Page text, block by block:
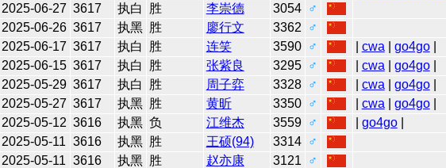
2025-06-27 3617 执白 胜 李崇德 3054
♂
2025-06-26 3617 执黑 胜 廖行文 3362
♂
2025-06-17 3617 执白 胜 连笑 3590 ♂ cwa go4go|
2025-06-15 3617 执白 胜 张紫良 3295 ♂ cwa go4go|
2025-05-29 3617 执白 胜 周子弈 3328 ♂ cwa go4go|
2025-05-27 3617 执黑 胜 黄昕 3350 ♂ cwa go4go|
2025-05-12 3616 执黑 负 江维杰 3559 ♂ go4go|
2025-05-11 3616 执黑 胜 王硕(94) 3314
♂
2025-05-11 3616 执黑 胜 赵亦康 3121
♂